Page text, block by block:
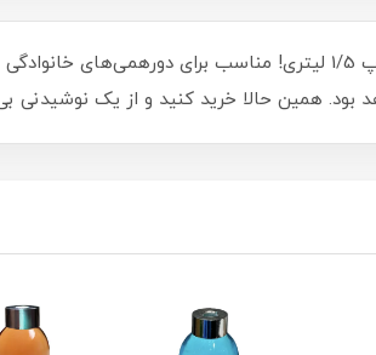
تجربه‌ای تازه و شاداب با نوشابه خانواده سون آپ 1/5
همین حالا خرید کنید و از یک نوشیدنی